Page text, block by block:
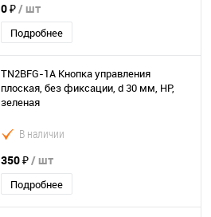
0 ₽/ шт
Подробнее
TN2BFG-1A Кнопка управления
плоская, без фиксации, d 30 мм, НР,
зеленая
В наличии
350 ₽/ шт
Подробнее